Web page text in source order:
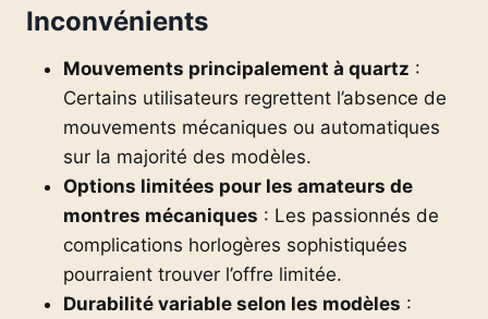
Inconvénients
Mouvements principalement à quartz :
Certains utilisateurs regrettent l’absence de
mouvements mécaniques ou automatiques
sur la majorité des modèles.
Options limitées pour les amateurs de
montres mécaniques : Les passionnés de
complications horlogères sophistiquées
pourraient trouver l’offre limitée.
Durabilité variable selon les modèles :